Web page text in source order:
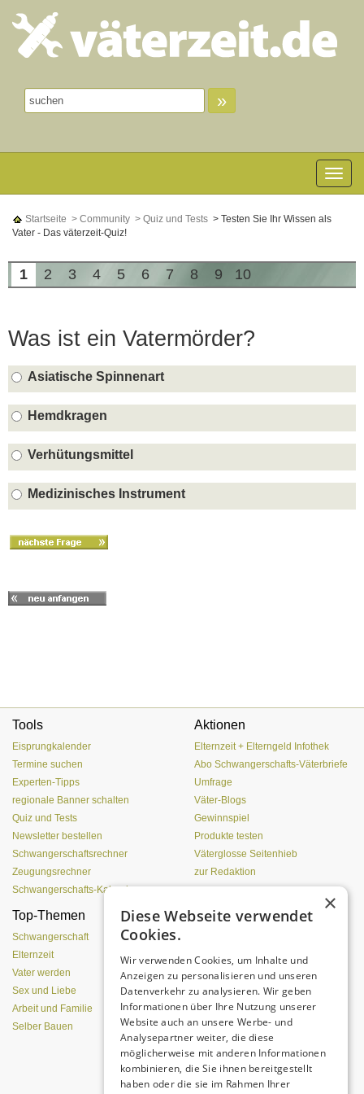
»
Toggle
Startseite > Community > Quiz und Tests > Testen Sie Ihr Wissen als
Vater - Das väterzeit-Quiz!
1 2 3 4 5 6 7 8 9 10
Was ist ein Vatermörder?
Asiatische Spinnenart
Hemdkragen
Verhütungsmittel
Medizinisches Instrument
Tools
Eisprungkalender
Termine suchen
Experten-Tipps
regionale Banner schalten
Quiz und Tests
Newsletter bestellen
Schwangerschaftsrechner
Zeugungsrechner
Schwangerschafts-Kalender
Aktionen
Elternzeit + Elterngeld Infothek
Abo Schwangerschafts-Väterbriefe
Umfrage
Väter-Blogs
Gewinnspiel
Produkte testen
Väterglosse Seitenhieb
zur Redaktion
Top-Themen
Schwangerschaft
Elternzeit
Vater werden
Sex und Liebe
Arbeit und Familie
Selber Bauen
Einen Lehmofen
Da sind Kinder mit Begeisterung
×
Diese Webseite verwendet
Cookies.
Wir verwenden Cookies, um Inhalte und
Anzeigen zu personalisieren und unseren
Datenverkehr zu analysieren. Wir geben
Informationen über Ihre Nutzung unserer
Website auch an unsere Werbe- und
Analysepartner weiter, die diese
möglicherweise mit anderen Informationen
kombinieren, die Sie ihnen bereitgestellt
haben oder die sie im Rahmen Ihrer